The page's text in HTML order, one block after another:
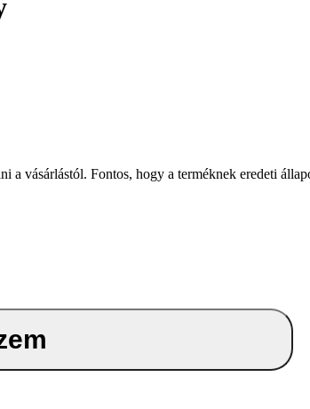
vásárlástól. Fontos, hogy a terméknek eredeti